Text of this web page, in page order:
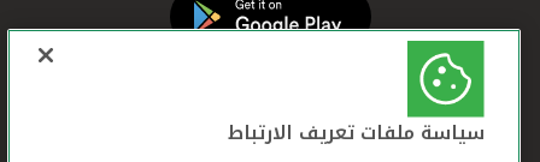
سياسة ملفات تعريف الارتباط